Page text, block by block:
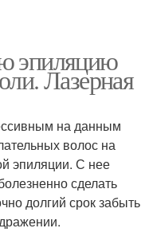
эпиляцию
Лазерная
на данным
волос на
эпиляции. С нее
сделать
долгий срок забыть